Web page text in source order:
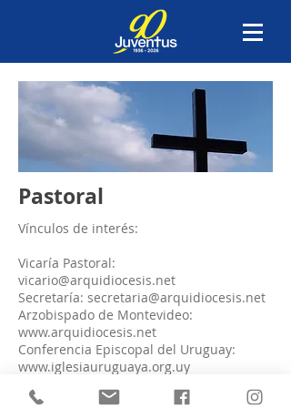
Pastoral
Vínculos de interés:
Vicaría Pastoral:
vicario@arquidiocesis.net
Secretaría: secretaria@arquidiocesis.net
Arzobispado de Montevideo:
www.arquidiocesis.net
Conferencia Episcopal del Uruguay:
www.iglesiauruguaya.org.uy